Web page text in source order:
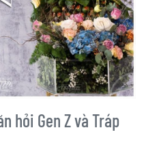
hỏi Gen Z và Tráp